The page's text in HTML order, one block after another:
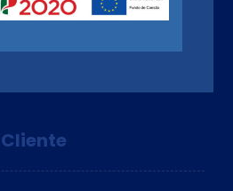
Cliente